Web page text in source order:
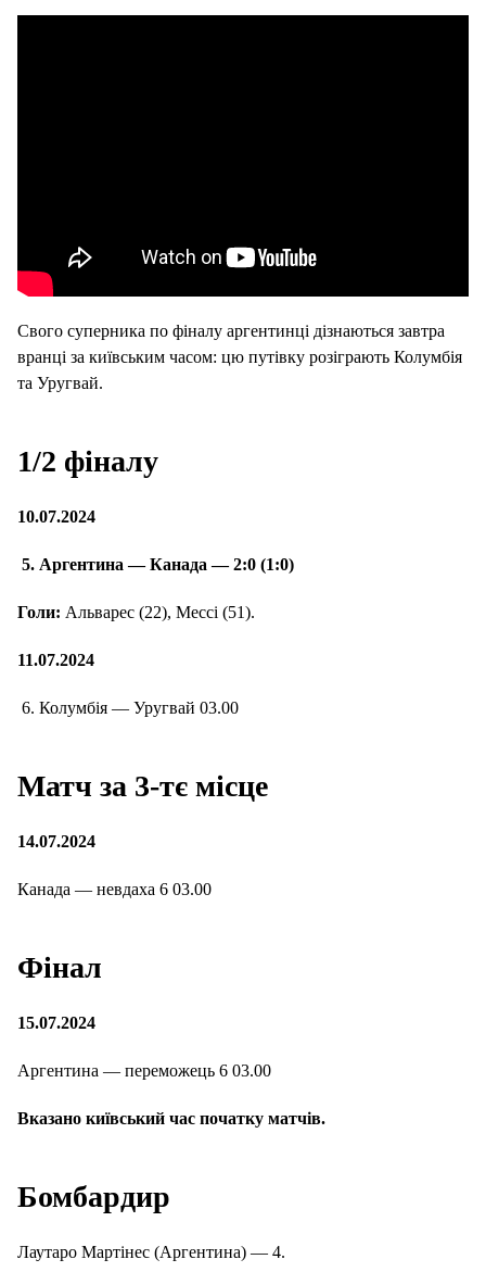
Свого суперника по фіналу аргентинці дізнаються завтра
вранці за київським часом: цю путівку розіграють Колумбія
та Уругвай.
1/2 фіналу
10.07.2024
5. Аргентина — Канада — 2:0 (1:0)
Голи: Альварес (22), Мессі (51).
11.07.2024
6. Колумбія — Уругвай 03.00
Матч за 3-тє місце
14.07.2024
Канада — невдаха 6 03.00
Фінал
15.07.2024
Аргентина — переможець 6 03.00
Вказано київський час початку матчів.
Бомбардир
Лаутаро Мартінес (Аргентина) — 4.